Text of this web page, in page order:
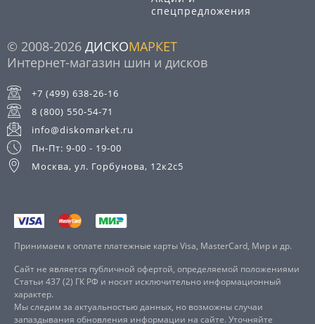
спецпредложения
© 2008-2026 ДИСКОМАРКЕТ
Интернет-магазин шин и дисков
+7 (499) 638-26-16
8 (800) 550-54-71
info@diskomarket.ru
Пн-Пт: 9-00 - 19-00
Москва, ул. Горбунова, 12к2с5
Принимаем к оплате платежные карты Visa, MasterCard, Мир и др.
Сайт не является публичной офертой, определяемой положениями
Статьи 437 (2) ГК РФ и носит исключительно информационный
характер.
Мы следим за актуальностью данных, но возможны случаи
запаздывания обновления информации на сайте. Уточняйте